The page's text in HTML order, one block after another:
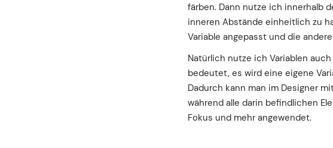
färben. Dann nutze ich innerhalb
inneren Abstände einheitlich zu
Variable angepasst und die
Natürlich nutze ich Variablen
bedeutet, es wird eine eigene
Dadurch kann man im Designer
während alle darin befindlichen
Fokus und mehr angewendet.